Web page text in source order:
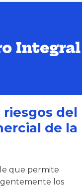
riesgos del
de la
que permite
los